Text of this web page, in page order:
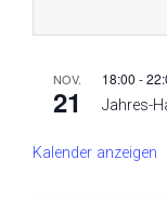
NOV.
21
18:00 -
Jahres-
Kalender anzeigen